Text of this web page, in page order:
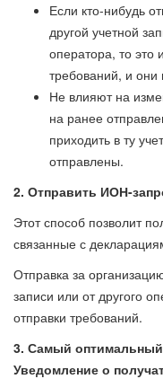
Если кто-нибудь
другой учетной
оператора, то это
требований, и они
Не влияют на
на ранее
приходить в ту
отправлены.
2. Отправить ИОН-
Этот способ позволит
связанные с
Отправка за
записи или от другого
отправки требований.
3. Самый
Уведомление о